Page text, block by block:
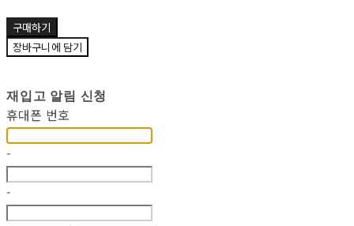
구매하기
장바구니에 담기
재입고 알림 신청
휴대폰 번호
-
-